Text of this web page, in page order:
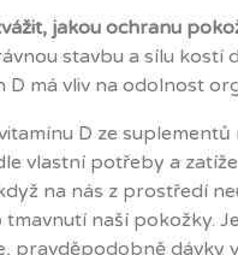
jakou ochranu
stavbu a sílu kostí
D má vliv na odolnost
D ze
vlastní potřeby a
na nás z prostředí
naší pokožky.
pravděpodobně dávky